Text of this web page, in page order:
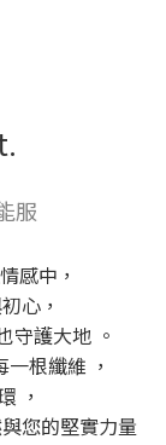
服
感中，
心，
守護大地 。
根纖維 ，
，
您的堅實力量